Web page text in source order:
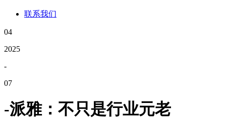
联系我们
04
2025
-
07
-派雅：不只是行业元老